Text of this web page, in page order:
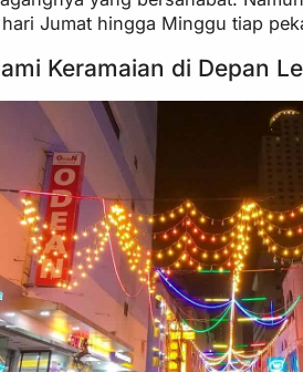
Jumat hingga Minggu tiap
Keramaian di Depan